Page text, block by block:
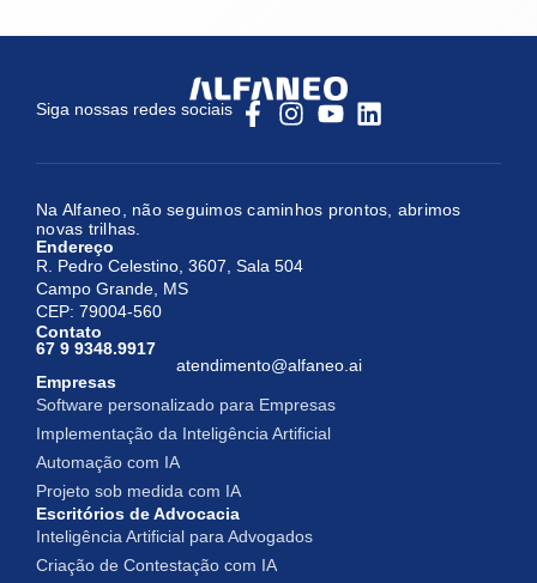
Siga nossas redes sociais
Na Alfaneo, não seguimos caminhos prontos, abrimos
novas trilhas.
Endereço
R. Pedro Celestino, 3607, Sala 504
Campo Grande, MS
CEP: 79004-560
Contato
67 9 9348.9917
atendimento@alfaneo.ai
Empresas
Software personalizado para Empresas
Implementação da Inteligência Artificial
Automação com IA
Projeto sob medida com IA
Escritórios de Advocacia
Inteligência Artificial para Advogados
Criação de Contestação com IA